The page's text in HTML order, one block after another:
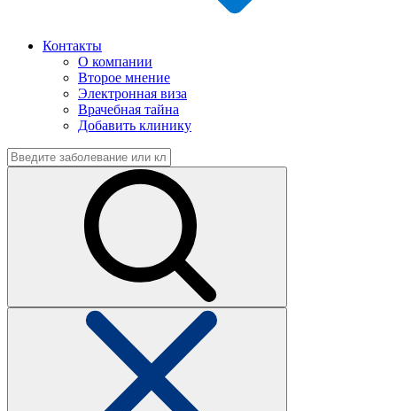
Контакты
О компании
Второе мнение
Электронная виза
Врачебная тайна
Добавить клинику